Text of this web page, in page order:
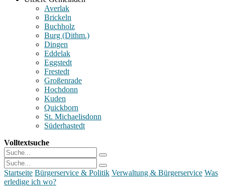
Averlak
Brickeln
Buchholz
Burg (Dithm.)
Dingen
Eddelak
Eggstedt
Frestedt
Großenrade
Hochdonn
Kuden
Quickborn
St. Michaelisdonn
Süderhastedt
Volltextsuche
Startseite Bürgerservice & Politik Verwaltung & Bürgerservice Was
erledige ich wo?